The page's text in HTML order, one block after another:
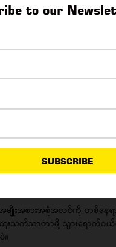
to our
SUBSCRIBE
ကာ Shopping Center ကြီ
largest food
ျိုးအစားအစုံအလင်ကို တစ်နေရ
ထူးသက်သာတာမို့ သွားရောက်ဝ
။